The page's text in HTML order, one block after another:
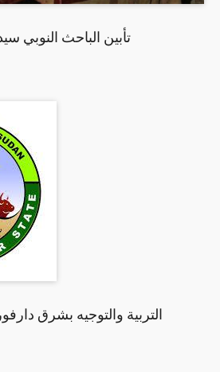
تأبين الباحث النوبي
التربية والتوجيه بشرق